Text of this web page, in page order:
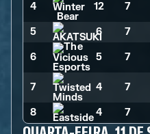
4 12 7
5 6 7
6 5 7
7 4 7
8 4 7